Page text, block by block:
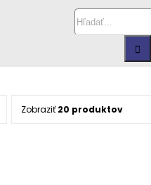
Hľadať:
Zobraziť20 produktov